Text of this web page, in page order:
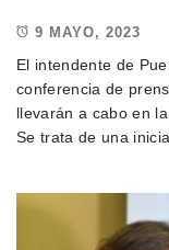
9 MAYO, 2023
El intendente de
conferencia de
llevarán a cabo en
Se trata de una